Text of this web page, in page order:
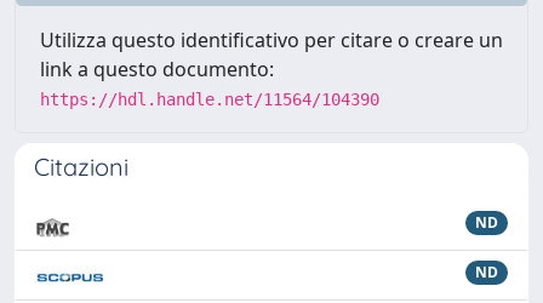
Utilizza questo identificativo per citare o creare un
link a questo documento:
https://hdl.handle.net/11564/104390
Citazioni
ND
ND